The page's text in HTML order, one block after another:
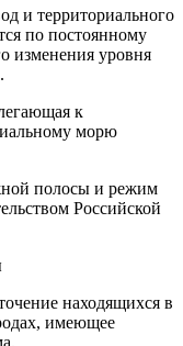
и территориального
по постоянному
изменения уровня
к
морю
полосы и режим
Российской
находящихся в
имеющее